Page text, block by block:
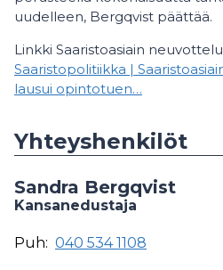
uudelleen, Bergqvist päättää.
Linkki Saaristoasiain
Saaristopolitiikka |
lausui opintotuen…
Yhteyshenkilöt
Sandra Bergqvist
Kansanedustaja
Puh: 040 534 1108